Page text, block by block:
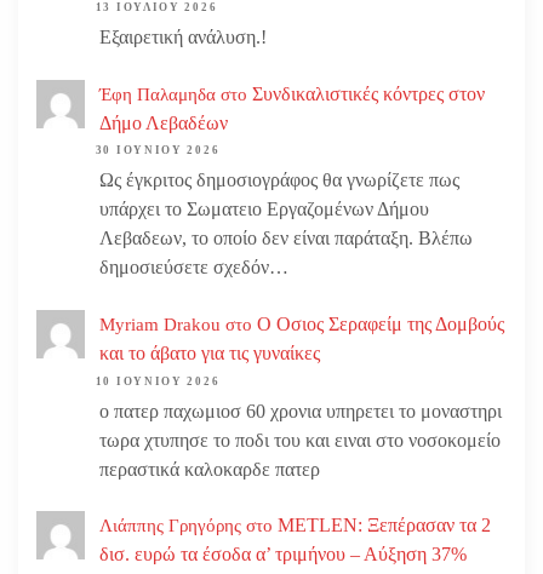
13 ΙΟΥΛΊΟΥ 2026
Εξαιρετική ανάλυση.!
Έφη Παλαμηδα στο Συνδικαλιστικές κόντρες στον
Δήμο Λεβαδέων
30 ΙΟΥΝΊΟΥ 2026
Ως έγκριτος δημοσιογράφος θα γνωρίζετε πως
υπάρχει το Σωματειο Εργαζομένων Δήμου
Λεβαδεων, το οποίο δεν είναι παράταξη. Βλέπω
δημοσιεύσετε σχεδόν…
Myriam Drakou στο Ο Οσιος Σεραφείμ της Δομβούς
και το άβατο για τις γυναίκες
10 ΙΟΥΝΊΟΥ 2026
ο πατερ παχωμιοσ 60 χρονια υπηρετει το μοναστηρι
τωρα χτυπησε το ποδι του και ειναι στο νοσοκομείο
περαστικά καλοκαρδε πατερ
Λιάππης Γρηγόρης στο METLEN: Ξεπέρασαν τα 2
δισ. ευρώ τα έσοδα α’ τριμήνου – Αύξηση 37%